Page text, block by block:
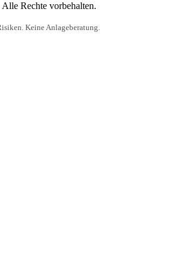
Rechte vorbehalten.
Keine Anlageberatung.